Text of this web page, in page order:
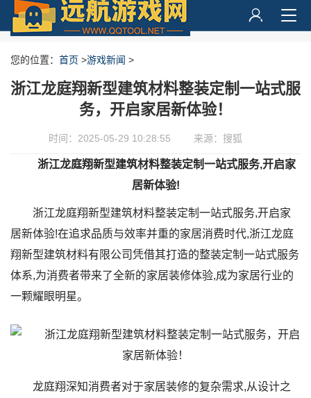
您的位置： 首页 >游戏新闻 >
浙江龙庭翔新型建筑材料整装定制一站式服
务，开启家居新体验！
时间：2025-05-29 10:28:55 来源：搜狐
浙江龙庭翔新型建筑材料整装定制一站式服务,开启家
居新体验!
浙江龙庭翔新型建筑材料整装定制一站式服务,开启家
居新体验!在追求品质与效率并重的家居消费时代,浙江龙庭
翔新型建筑材料有限公司凭借其打造的整装定制一站式服务
体系,为消费者带来了全新的家居装修体验,成为家居行业的
一颗耀眼明星。
龙庭翔深知消费者对于家居装修的复杂需求,从设计之